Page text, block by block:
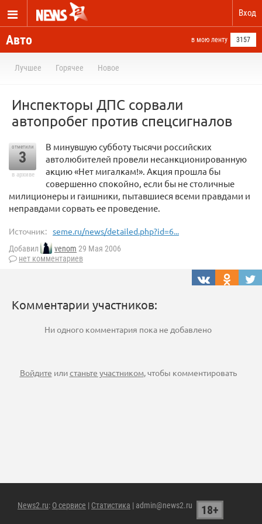
Вход
Авто в мою ленту 3157
Лучшее Горячее Новое
Инспекторы ДПС сорвали
автопробег против спецсигналов
отметили
3
в архиве
В минувшую субботу тысячи российских
автолюбителей провели несанкционированную
акцию «Нет мигалкам!». Акция прошла бы
совершенно спокойно, если бы не столичные
милиционеры и гаишники, пытавшиеся всеми правдами и
неправдами сорвать ее проведение.
Источник: seme.ru/news/detailed.php?id=6...
Добавил venom 29 Мая 2006
нет комментариев
Комментарии участников:
Ни одного комментария пока не добавлено
Войдите илистаньте участником, чтобы комментировать
News2.ru: О сервисе | Статистика | admin@news2.ru 18+